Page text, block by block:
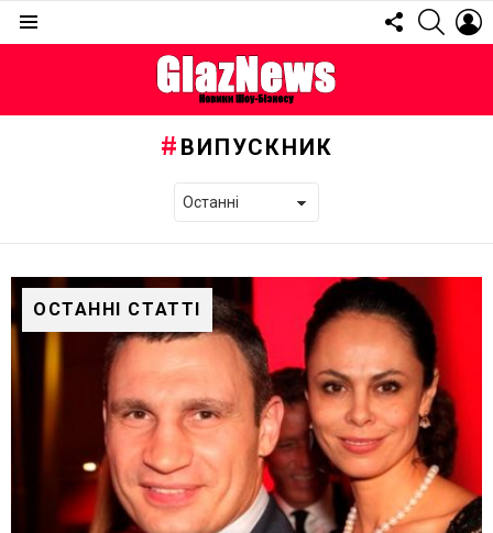
FOLLOW
US
ВИПУСКНИК
ОСТАННІ СТАТТІ